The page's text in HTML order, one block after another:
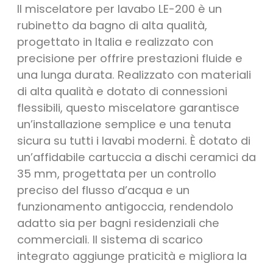
Il miscelatore per lavabo LE-200 è un
rubinetto da bagno di alta qualità,
progettato in Italia e realizzato con
precisione per offrire prestazioni fluide e
una lunga durata. Realizzato con materiali
di alta qualità e dotato di connessioni
flessibili, questo miscelatore garantisce
un’installazione semplice e una tenuta
sicura su tutti i lavabi moderni. È dotato di
un’affidabile cartuccia a dischi ceramici da
35 mm, progettata per un controllo
preciso del flusso d’acqua e un
funzionamento antigoccia, rendendolo
adatto sia per bagni residenziali che
commerciali. Il sistema di scarico
integrato aggiunge praticità e migliora la